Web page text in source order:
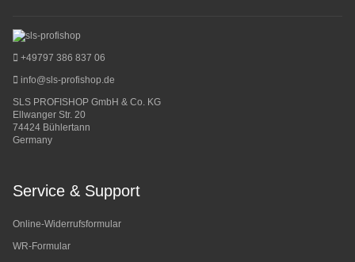
+49797 386 837 06
info@sls-profishop.de
SLS PROFISHOP GmbH & Co. KG
Ellwanger Str. 20
74424 Bühlertann
Germany
Service & Support
Online-Widerrufsformular
WR-Formular